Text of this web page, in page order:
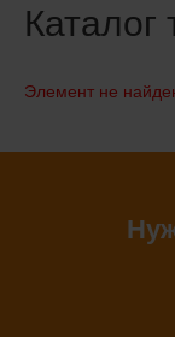
Каталог
Элемент не